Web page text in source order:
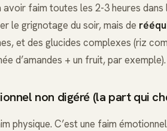
avoir faim toutes les 2-3 heures
le grignotage du soir, mais de
et des glucides complexes (riz
d’amandes + un fruit, par exemple).
non digéré (la part qui
physique. C’est une faim